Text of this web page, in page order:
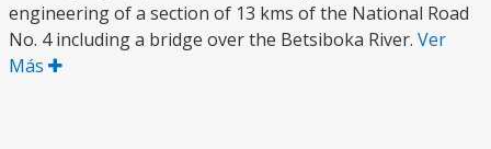
engineering of a section of 13 kms of the National Road
No. 4 including a bridge over the Betsiboka River. Ver
Más